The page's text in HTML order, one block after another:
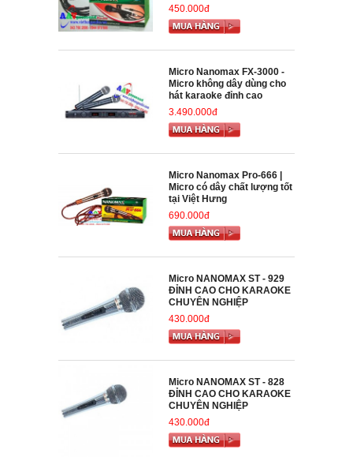
450.000đ
Micro Nanomax FX-3000 -
Micro không dây dùng cho
hát karaoke đỉnh cao
3.490.000đ
Micro Nanomax Pro-666 |
Micro có dây chất lượng tốt
tại Việt Hưng
690.000đ
Micro NANOMAX ST - 929
ĐỈNH CAO CHO KARAOKE
CHUYÊN NGHIỆP
430.000đ
Micro NANOMAX ST - 828
ĐỈNH CAO CHO KARAOKE
CHUYÊN NGHIỆP
430.000đ